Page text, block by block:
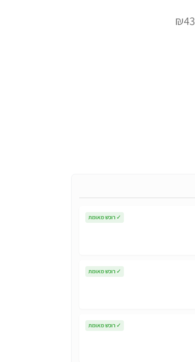
₪43 המחיר
✓ רוכש מאומת
✓ רוכש מאומת
✓ רוכש מאומת